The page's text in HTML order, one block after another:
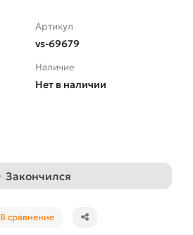
Артикул
vs-69679
Наличие
Нет в наличии
Закончился
В сравнение